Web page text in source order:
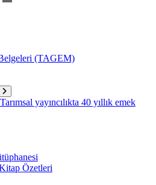
(TAGEM)
yayıncılıkta 40 yıllık emek
Özetleri